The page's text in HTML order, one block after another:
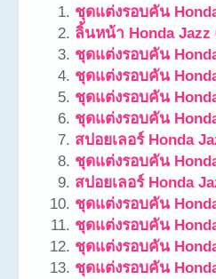
ชุดแต่งรอบคัน
ลิ้นหน้า Honda Jazz
ชุดแต่งรอบคัน
ชุดแต่งรอบคัน
ชุดแต่งรอบคัน
ชุดแต่งรอบคัน
สปอยเลอร์ Honda
ชุดแต่งรอบคัน
สปอยเลอร์ Honda
ชุดแต่งรอบคัน
ชุดแต่งรอบคัน
ชุดแต่งรอบคัน
ชุดแต่งรอบคัน